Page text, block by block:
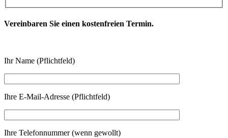
Vereinbaren Sie einen kostenfreien Termin.
Ihr Name (Pflichtfeld)
Ihre E-Mail-Adresse (Pflichtfeld)
Ihre Telefonnummer (wenn gewollt)